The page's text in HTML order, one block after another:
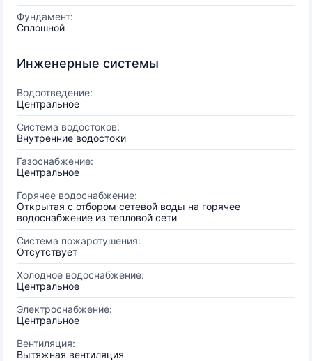
Фундамент:
Сплошной
Инженерные системы
Водоотведение:
Центральное
Система водостоков:
Внутренние водостоки
Газоснабжение:
Центральное
Горячее водоснабжение:
Открытая с отбором сетевой воды на горячее
водоснабжение из тепловой сети
Система пожаротушения:
Отсутствует
Холодное водоснабжение:
Центральное
Электроснабжение:
Центральное
Вентиляция:
Вытяжная вентиляция